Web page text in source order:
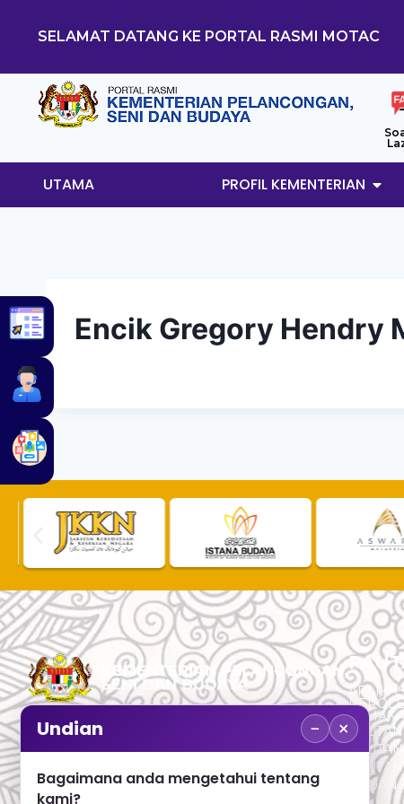
SELAMAT DATANG KE PORTAL RASMI MOTAC
UTAMA PROFIL KEMENTERIAN
Encik Gregory Hendry
No. 2, Menara 1, Jalan P5/6, Presint 5,
+603 8000 8000
Undian − ×
Bagaimana anda mengetahui tentang
kami?